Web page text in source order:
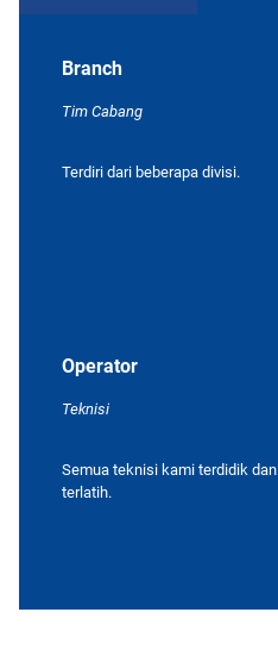
Branch
Tim Cabang
Terdiri dari beberapa divisi.
Operator
Teknisi
Semua teknisi kami terdidik dan
terlatih.